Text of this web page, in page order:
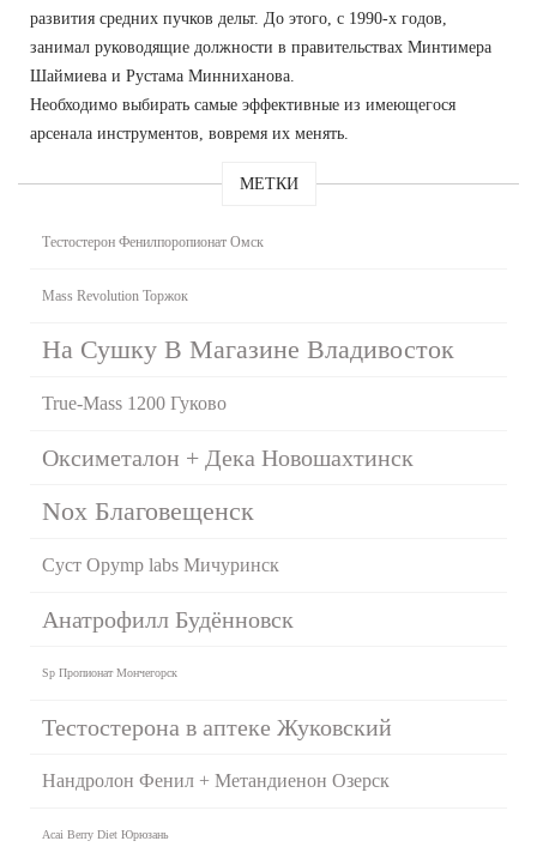
развития средних пучков дельт. До этого, с 1990-х годов,
занимал руководящие должности в правительствах Минтимера
Шаймиева и Рустама Минниханова.
Необходимо выбирать самые эффективные из имеющегося
арсенала инструментов, вовремя их менять.
МЕТКИ
Тестостерон Фенилпоропионат Омск
Mass Revolution Торжок
На Сушку В Магазине Владивосток
True-Mass 1200 Гуково
Оксиметалон + Дека Новошахтинск
Nox Благовещенск
Суст Opymp labs Мичуринск
Анатрофилл Будённовск
Sp Пропионат Мончегорск
Тестостерона в аптеке Жуковский
Нандролон Фенил + Метандиенон Озерск
Acai Berry Diet Юрюзань